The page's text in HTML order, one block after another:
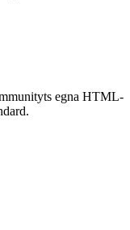
egna HTML-